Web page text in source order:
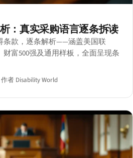
：真实采购语言逐条拆读
条款，逐条解析——涵盖美国联
富500强及通用样板，全面呈现条
作者 Disability World